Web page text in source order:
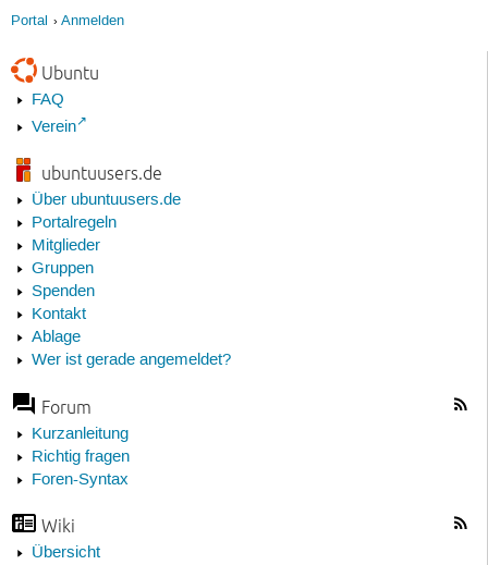
Portal Anmelden
Ubuntu
FAQ
Verein
ubuntuusers.de
Über ubuntuusers.de
Portalregeln
Mitglieder
Gruppen
Spenden
Kontakt
Ablage
Wer ist gerade angemeldet?
Forum
Kurzanleitung
Richtig fragen
Foren-Syntax
Wiki
Übersicht